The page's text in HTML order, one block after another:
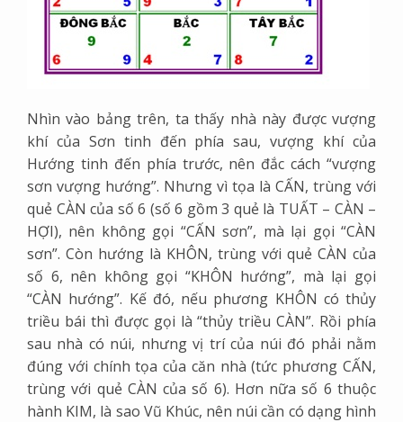
Nhìn vào bảng trên, ta thấy nhà này được vượng
khí của Sơn tinh đến phía sau, vượng khí của
Hướng tinh đến phía trước, nên đắc cách “vượng
sơn vượng hướng”. Nhưng vì tọa là CẤN, trùng với
quẻ CÀN của số 6 (số 6 gồm 3 quẻ là TUẤT – CÀN –
HỢI), nên không gọi “CẤN sơn”, mà lại gọi “CÀN
sơn”. Còn hướng là KHÔN, trùng với quẻ CÀN của
số 6, nên không gọi “KHÔN hướng”, mà lại gọi
“CÀN hướng”. Kế đó, nếu phương KHÔN có thủy
triều bái thì được gọi là “thủy triều CÀN”. Rồi phía
sau nhà có núi, nhưng vị trí của núi đó phải nằm
đúng với chính tọa của căn nhà (tức phương CẤN,
trùng với quẻ CÀN của số 6). Hơn nữa số 6 thuộc
hành KIM, là sao Vũ Khúc, nên núi cần có dạng hình